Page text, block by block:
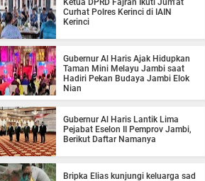
Ketua DPRD Fajran Ikuti Jum’at
Curhat Polres Kerinci di IAIN
Kerinci
Gubernur Al Haris Ajak Hidupkan
Taman Mini Melayu Jambi saat
Hadiri Pekan Budaya Jambi Elok
Nian
Gubernur Al Haris Lantik Lima
Pejabat Eselon II Pemprov Jambi,
Berikut Daftar Namanya
Bripka Elias kunjungi keluarga sad